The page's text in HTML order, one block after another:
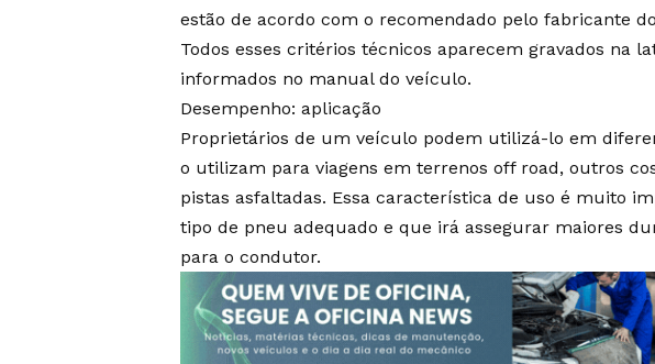
estão de acordo com o recomendado pelo fabricante
Todos esses critérios técnicos aparecem gravados na
informados no manual do veículo.
Desempenho: aplicação
Proprietários de um veículo podem utilizá-lo em
o utilizam para viagens em terrenos off road, outros
pistas asfaltadas. Essa característica de uso é muito
tipo de pneu adequado e que irá assegurar maiores
para o condutor.